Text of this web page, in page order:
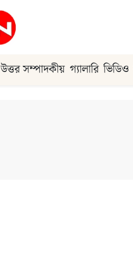
উত্তর সম্পাদকীয় গ্যালারি ভিডিও